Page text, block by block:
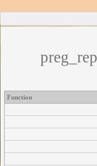
Function